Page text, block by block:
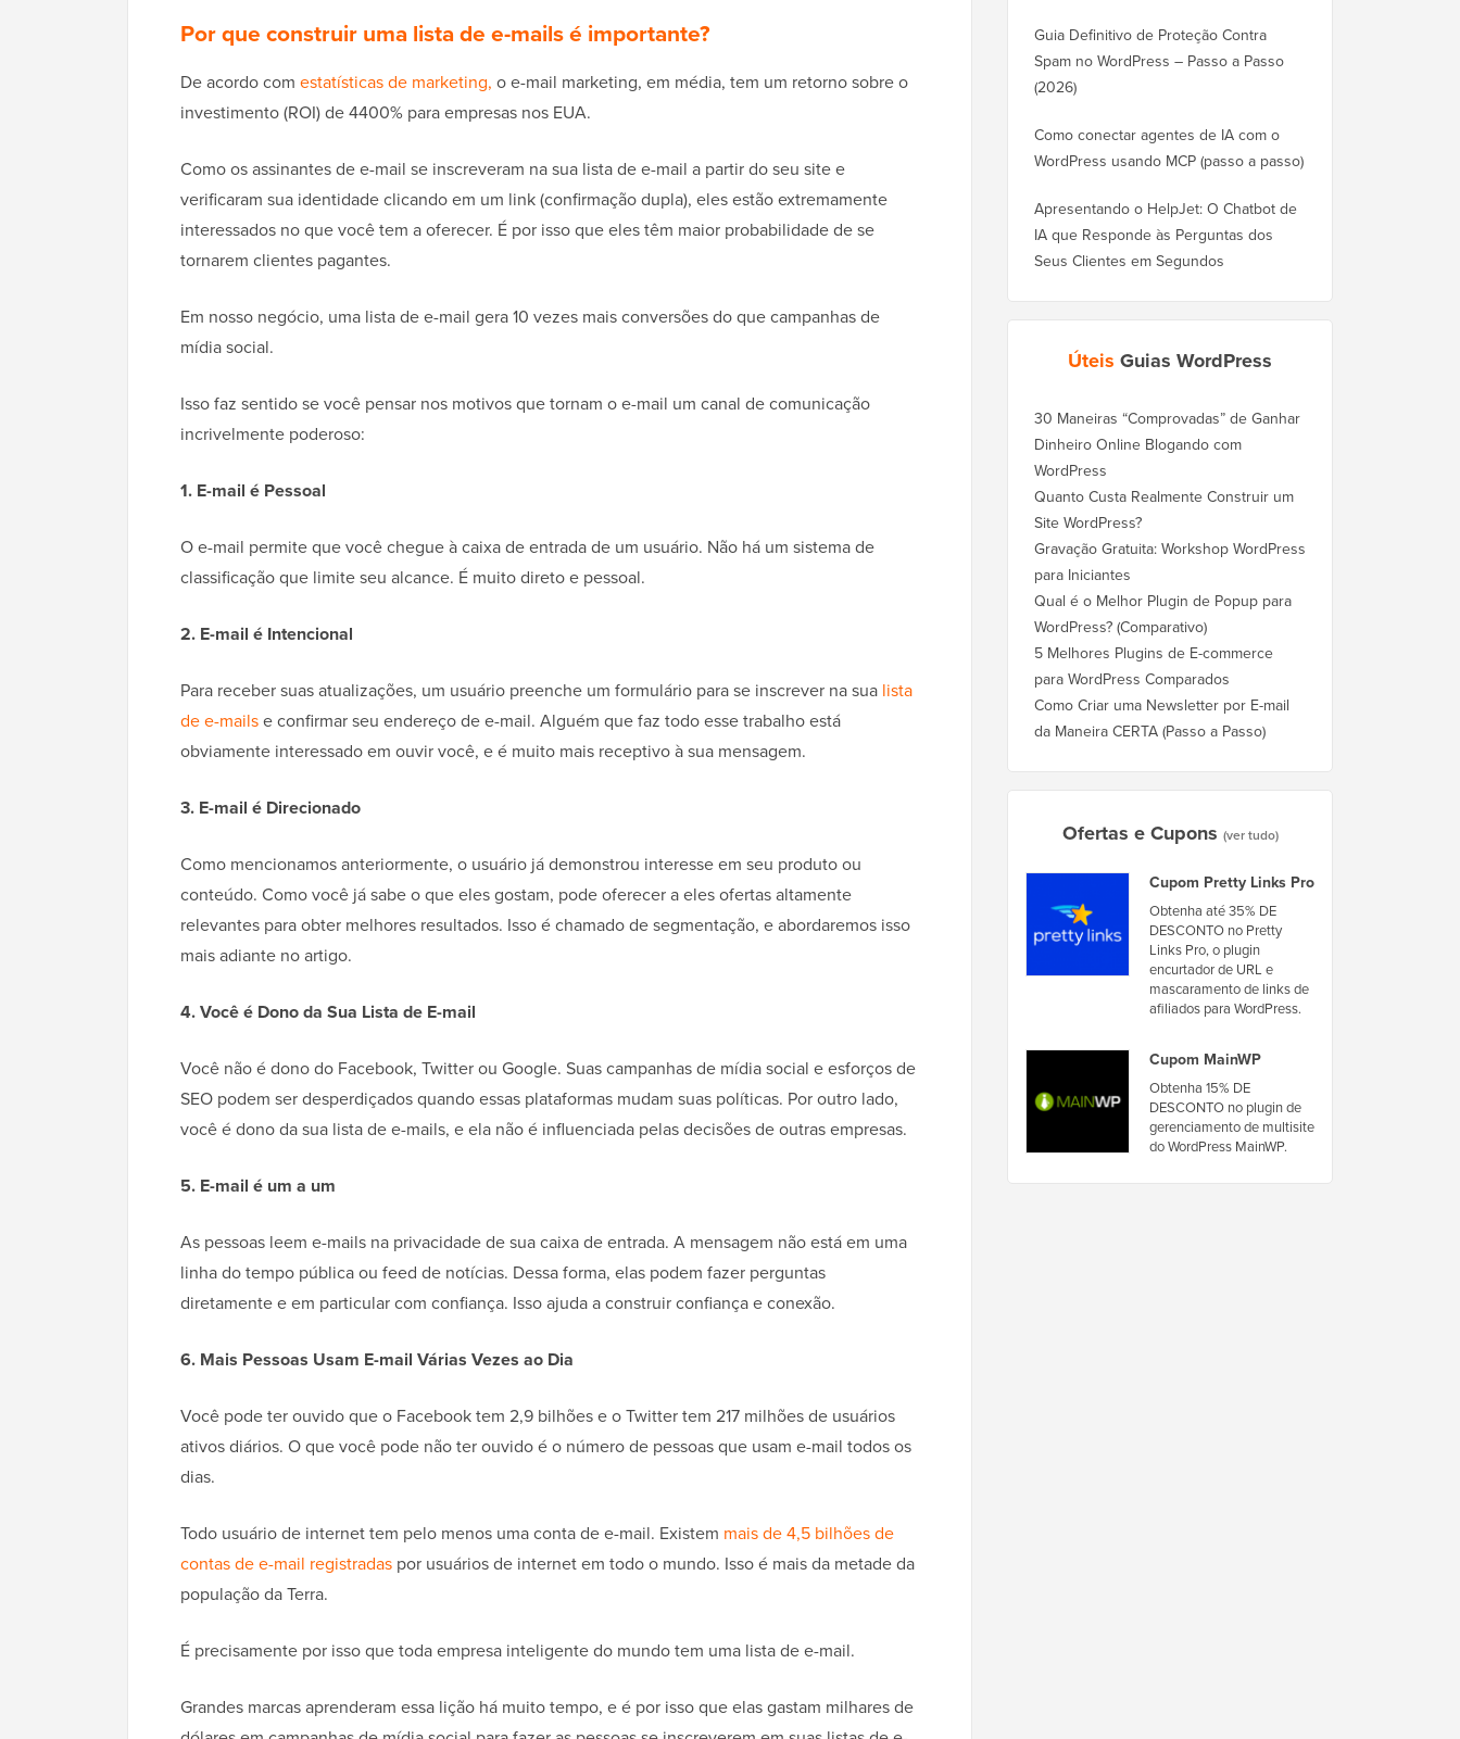
Por que construir uma lista de e-mails é importante?
De acordo com estatísticas de marketing, o e-mail marketing, em média, tem um retorno sobre o
investimento (ROI) de 4400% para empresas nos EUA.
Como os assinantes de e-mail se inscreveram na sua lista de e-mail a partir do seu site e
verificaram sua identidade clicando em um link (confirmação dupla), eles estão extremamente
interessados no que você tem a oferecer. É por isso que eles têm maior probabilidade de se
tornarem clientes pagantes.
Em nosso negócio, uma lista de e-mail gera 10 vezes mais conversões do que campanhas de
mídia social.
Isso faz sentido se você pensar nos motivos que tornam o e-mail um canal de comunicação
incrivelmente poderoso:
1. E-mail é Pessoal
O e-mail permite que você chegue à caixa de entrada de um usuário. Não há um sistema de
classificação que limite seu alcance. É muito direto e pessoal.
2. E-mail é Intencional
Para receber suas atualizações, um usuário preenche um formulário para se inscrever na sua lista
de e-mailse confirmar seu endereço de e-mail. Alguém que faz todo esse trabalho está
obviamente interessado em ouvir você, e é muito mais receptivo à sua mensagem.
3. E-mail é Direcionado
Como mencionamos anteriormente, o usuário já demonstrou interesse em seu produto ou
conteúdo. Como você já sabe o que eles gostam, pode oferecer a eles ofertas altamente
relevantes para obter melhores resultados. Isso é chamado de segmentação, e abordaremos isso
mais adiante no artigo.
4. Você é Dono da Sua Lista de E-mail
Você não é dono do Facebook, Twitter ou Google. Suas campanhas de mídia social e esforços de
SEO podem ser desperdiçados quando essas plataformas mudam suas políticas. Por outro lado,
você é dono da sua lista de e-mails, e ela não é influenciada pelas decisões de outras empresas.
5. E-mail é um a um
As pessoas leem e-mails na privacidade de sua caixa de entrada. A mensagem não está em uma
linha do tempo pública ou feed de notícias. Dessa forma, elas podem fazer perguntas
diretamente e em particular com confiança. Isso ajuda a construir confiança e conexão.
6. Mais Pessoas Usam E-mail Várias Vezes ao Dia
Você pode ter ouvido que o Facebook tem 2,9 bilhões e o Twitter tem 217 milhões de usuários
ativos diários. O que você pode não ter ouvido é o número de pessoas que usam e-mail todos os
dias.
Todo usuário de internet tem pelo menos uma conta de e-mail. Existem mais de 4,5 bilhões de
contas de e-mail registradas por usuários de internet em todo o mundo. Isso é mais da metade da
população da Terra.
É precisamente por isso que toda empresa inteligente do mundo tem uma lista de e-mail.
Grandes marcas aprenderam essa lição há muito tempo, e é por isso que elas gastam milhares de
Guia Definitivo de Proteção Contra
Spam no WordPress – Passo a Passo
(2026)
Como conectar agentes de IA com o
WordPress usando MCP (passo a passo)
Apresentando o HelpJet: O Chatbot de
IA que Responde às Perguntas dos
Seus Clientes em Segundos
Úteis Guias WordPress
30 Maneiras “Comprovadas” de Ganhar
Dinheiro Online Blogando com
WordPress
Quanto Custa Realmente Construir um
Site WordPress?
Gravação Gratuita: Workshop WordPress
para Iniciantes
Qual é o Melhor Plugin de Popup para
WordPress? (Comparativo)
5 Melhores Plugins de E-commerce
para WordPress Comparados
Como Criar uma Newsletter por E-mail
da Maneira CERTA (Passo a Passo)
Ofertas e Cupons (ver tudo)
Cupom Pretty Links Pro
Obtenha até 35% DE
DESCONTO no Pretty
Links Pro, o plugin
encurtador de URL e
mascaramento de links de
afiliados para WordPress.
Cupom MainWP
Obtenha 15% DE
DESCONTO no plugin de
gerenciamento de multisite
do WordPress MainWP.